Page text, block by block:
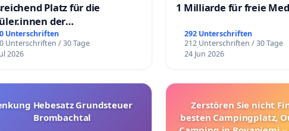
Platz für die
der
Unterschriften
Unterschriften / 30 Tage
2026
1 Milliarde für freie
292 Unterschriften
212 Unterschriften / 30 Tage
24 Jun 2026
Hebesatz Grundsteuer
Brombachtal
Zerstören Sie nicht
besten Campingplatz,